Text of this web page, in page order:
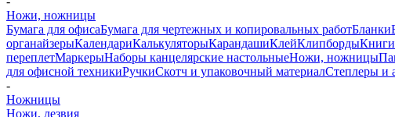
Ножи, ножницы
Бумага для офисаБумага для чертежных и копировальных работБланки
органайзерыКалендариКалькуляторыКарандашиКлейКлипборды
переплетМаркерыНаборы канцелярские настольныеНожи, ножницы
для офисной техникиРучкиСкотч и упаковочный материалСтеплеры и
-
Ножницы
Ножи, лезвия